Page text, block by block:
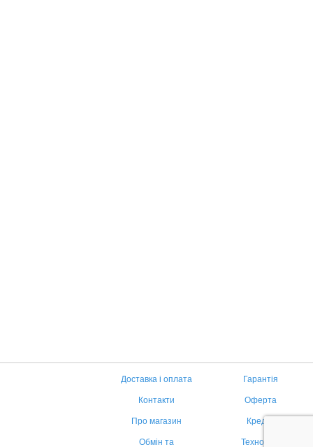
Доставка і оплата Гарантія
Контакти Оферта
Про магазин Кредит
Обмін та
Технології